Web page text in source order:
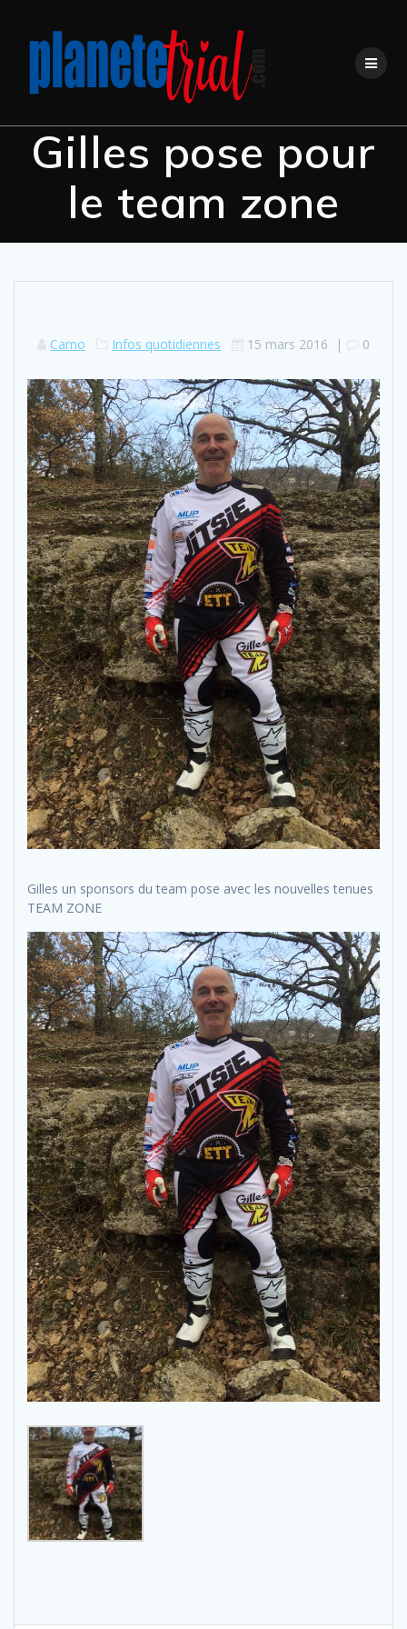
content
Gilles pose pour
le team zone
Camo Infos quotidiennes 15 mars 2016 | 0
Gilles un sponsors du team pose avec les nouvelles tenues
TEAM ZONE